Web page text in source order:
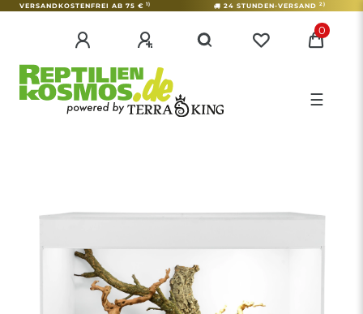
VERSANDKOSTENFREI AB 75 € 1) 24 STUNDEN-VERSAND 2)
0
☰